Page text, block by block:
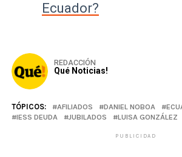
Ecuador?
REDACCIÓN
Qué Noticias!
TÓPICOS: AFILIADOS DANIEL NOBOA
IESS DEUDA
JUBILADOS LUISA GONZÁLEZ
PUBLICIDAD